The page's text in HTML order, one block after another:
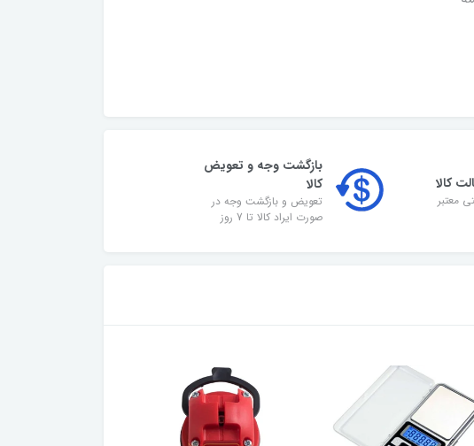
کالا
معتبر
بازگشت وجه و تعویض
کالا
تعویض و بازگشت وجه در
صورت ایراد کالا تا 7 روز